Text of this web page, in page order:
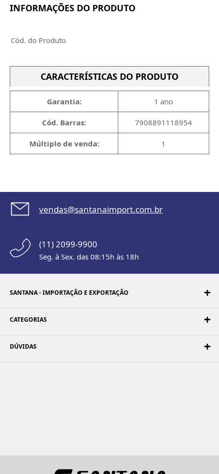
INFORMAÇÕES DO PRODUTO
Cód. do Produto
CARACTERÍSTICAS DO PRODUTO
Garantia: 1 ano
Cód. Barras: 7908891118954
Múltiplo de venda: 1
vendas@santanaimport.com.br
(11) 2099-9900
Seg. à Sex. das 08:15h às 18h
SANTANA - IMPORTAÇÃO E EXPORTAÇÃO
CATEGORIAS
DÚVIDAS